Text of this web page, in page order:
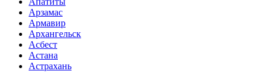
Арзамас
Армавир
Архангельск
Асбест
Астана
Астрахань